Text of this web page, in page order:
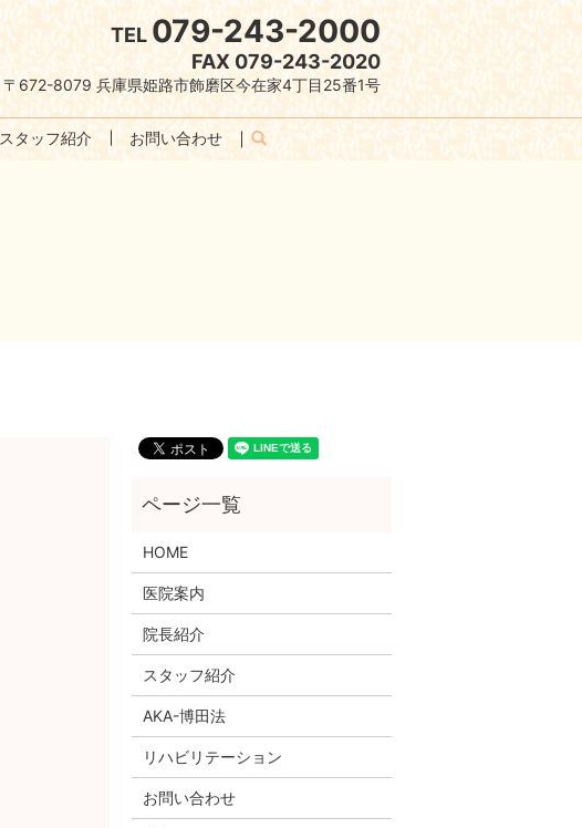
スタッフ紹介 お問い合わせ search
TEL079-243-2000
FAX 079-243-2020
〒672-8079 兵庫県姫路市飾磨区今在家4丁目25番1号
HOME
医院案内
院長紹介
スタッフ紹介
AKA-博田法
リハビリテーション
お問い合わせ